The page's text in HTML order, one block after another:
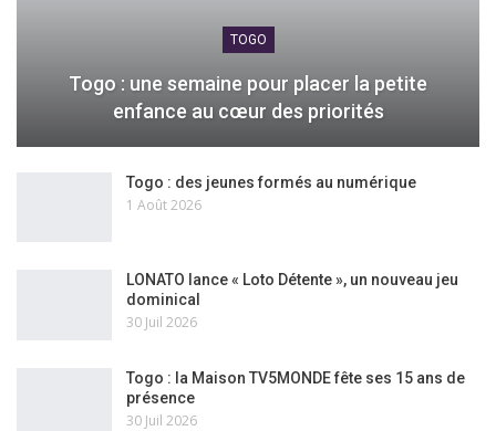
TOGO
Togo : une semaine pour placer la petite
enfance au cœur des priorités
Togo : des jeunes formés au numérique
1 Août 2026
LONATO lance « Loto Détente », un nouveau jeu
dominical
30 Juil 2026
Togo : la Maison TV5MONDE fête ses 15 ans de
présence
30 Juil 2026